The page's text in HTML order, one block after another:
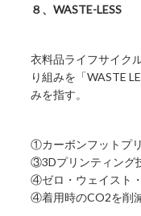
８、WASTE-LESS
衣料品ライフサイク
り組みを「WASTE
みを指す。
①カーボンフットプ
③3Dプリンティング
④ゼロ・ウェイスト
④着用時のCO2を削